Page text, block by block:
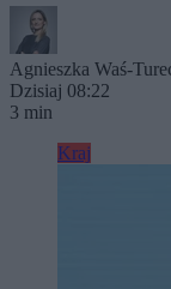
Agnieszka Waś-
Dzisiaj 08:22
3 min
Kraj